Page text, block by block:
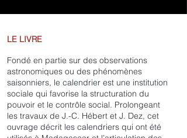
LE LIVRE
Fondé en partie sur des observations
astronomiques ou des phénomènes
saisonniers, le calendrier est une institution
sociale qui favorise la structuration du
pouvoir et le contrôle social. Prolongeant
les travaux de J.-C. Hébert et J. Dez, cet
ouvrage décrit les calendriers qui ont été